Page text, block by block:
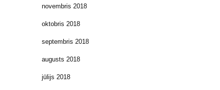
novembris 2018
oktobris 2018
septembris 2018
augusts 2018
jūlijs 2018